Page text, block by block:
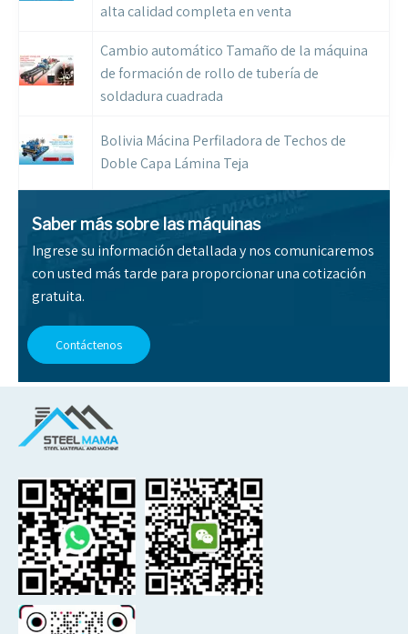
alta calidad completa en venta
Cambio automático Tamaño de la máquina
de formación de rollo de tubería de
soldadura cuadrada
Bolivia Mácina Perfiladora de Techos de
Doble Capa Lámina Teja
Saber más sobre las máquinas
Ingrese su información detallada y nos comunicaremos
con usted más tarde para proporcionar una cotización
gratuita.
Contáctenos